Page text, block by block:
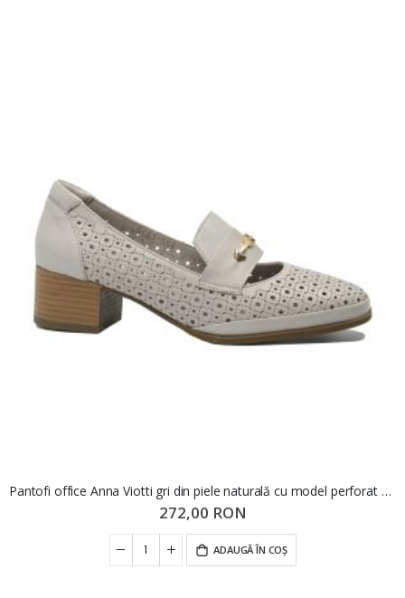
Pantofi office Anna Viotti gri din piele naturală cu model perforat GOR5651
272,00 RON
ADAUGĂ ÎN COȘ